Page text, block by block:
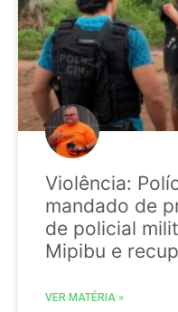
Violência:
mandado de
de policial
Mipibu e
VER MATÉRIA »